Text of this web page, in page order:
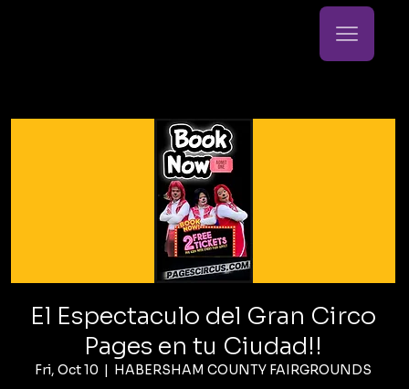
El Espectaculo del Gran Circo
Pages en tu Ciudad!!
Fri, Oct 10
  |
HABERSHAM COUNTY FAIRGROUNDS